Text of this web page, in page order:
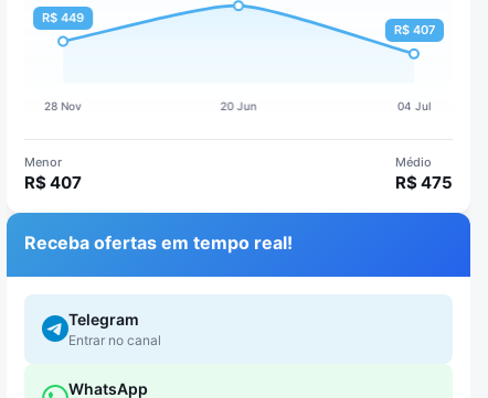
Menor
R$ 407
Médio
R$ 475
Receba ofertas em tempo real!
Telegram
Entrar no canal
WhatsApp